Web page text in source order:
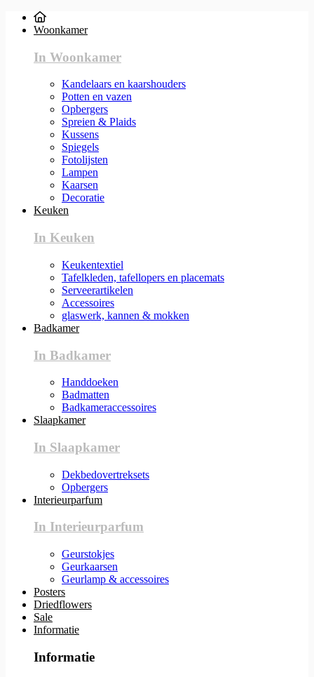
Woonkamer
In Woonkamer
Kandelaars en kaarshouders
Potten en vazen
Opbergers
Spreien & Plaids
Kussens
Spiegels
Fotolijsten
Lampen
Kaarsen
Decoratie
Keuken
In Keuken
Keukentextiel
Tafelkleden, tafellopers en placemats
Serveerartikelen
Accessoires
glaswerk, kannen & mokken
Badkamer
In Badkamer
Handdoeken
Badmatten
Badkameraccessoires
Slaapkamer
In Slaapkamer
Dekbedovertreksets
Opbergers
Interieurparfum
In Interieurparfum
Geurstokjes
Geurkaarsen
Geurlamp & accessoires
Posters
Driedflowers
Sale
Informatie
Informatie